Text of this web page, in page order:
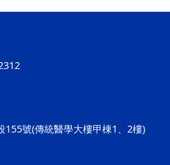
155號(傳統醫學大樓甲棟1、2樓)